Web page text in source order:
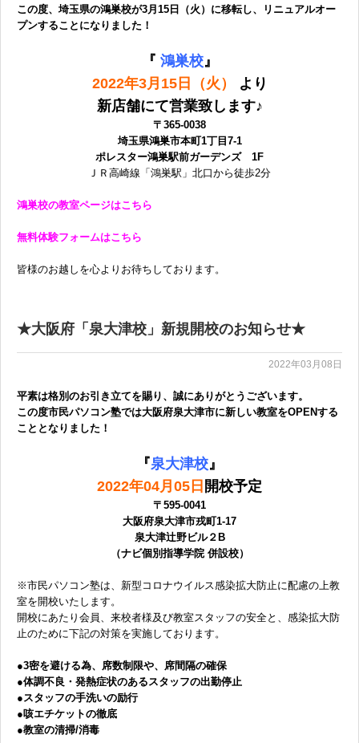
この度、埼玉県の鴻巣校が3月15日（火）に移転し、リニュアルオー
プンすることになりました！
『 鴻巣校』
2022年3月15日（火）
より
新店舗にて営業致します♪
〒365-0038
埼玉県鴻巣市本町1丁目7-1
ポレスター鴻巣駅前ガーデンズ 1F
ＪＲ高崎線「鴻巣駅」北口から徒歩2分
鴻巣校の教室ページはこちら
無料体験フォームはこちら
皆様のお越しを心よりお待ちしております。
★大阪府「泉大津校」新規開校のお知らせ★
2022年03月08日
平素は格別のお引き立てを賜り、誠にありがとうございます。
この度市民パソコン塾では大阪府泉大津市に新しい教室をOPENする
こととなりました！
『泉大津校 』
2022年04月05日 開校予定
〒595-0041
大阪府泉大津市戎町1-17
泉大津辻野ビル２B
（ナビ個別指導学院 併設校）
※市民パソコン塾は、新型コロナウイルス感染拡大防止に配慮の上教
室を開校いたします。
開校にあたり会員、来校者様及び教室スタッフの安全と、感染拡大防
止のために下記の対策を実施しております。
●3密を避ける為、席数制限や、席間隔の確保
●体調不良・発熱症状のあるスタッフの出勤停止
●スタッフの手洗いの励行
●咳エチケットの徹底
●教室の清掃/消毒